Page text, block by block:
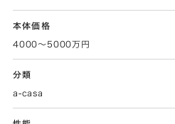
本体価格
4000～5000万円
分類
a-casa